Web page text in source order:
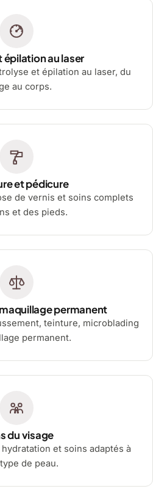
épilation au laser
et épilation au laser, du
au corps.
et pédicure
de vernis et soins complets
et des pieds.
permanent
teinture, microblading
permanent.
du visage
et soins adaptés à
de peau.